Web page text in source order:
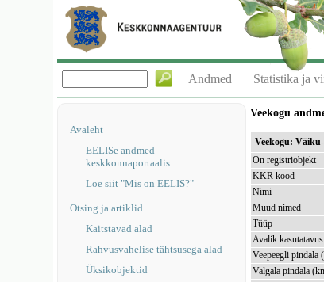
Andmed Statistika ja
Avaleht
EELISe andmed
keskkonnaportaalis
Loe siit "Mis on EELIS?"
Otsing ja artiklid
Kaitstavad alad
Rahvusvahelise tähtsusega alad
Üksikobjektid
Veekogu
Veekogu:
On registriobjekt
KKR kood
Nimi
Muud nimed
Tüüp
Avalik kasutatavus
Veepeegli pindala
Valgala pindala